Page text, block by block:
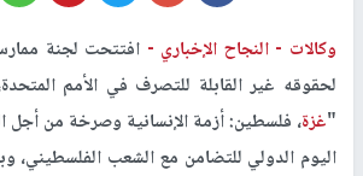
وكالات -النجاح الإخباري - افتتحت لجنة
لحقوقه غير القابلة للتصرف في الأمم
"غزة، فلسطين: أزمة الإنسانية وصرخة من أجل
اليوم الدولي للتضامن مع الشعب الفلسطيني،